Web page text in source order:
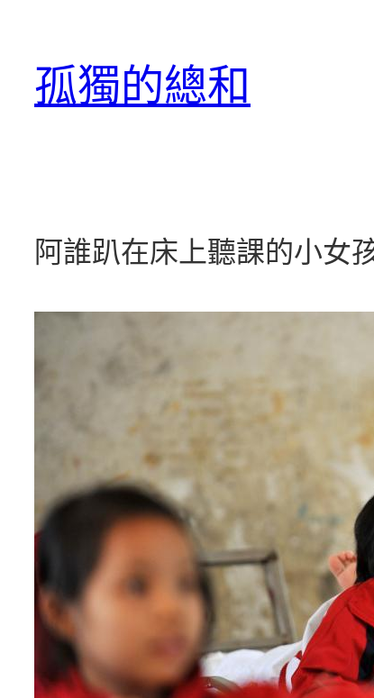
孤獨的總和
阿誰趴在床上聽課的小女